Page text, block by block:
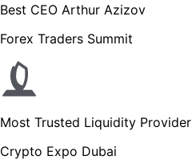
Best CEO Arthur Azizov
Forex Traders Summit
Most Trusted Liquidity Provider
Crypto Expo Dubai